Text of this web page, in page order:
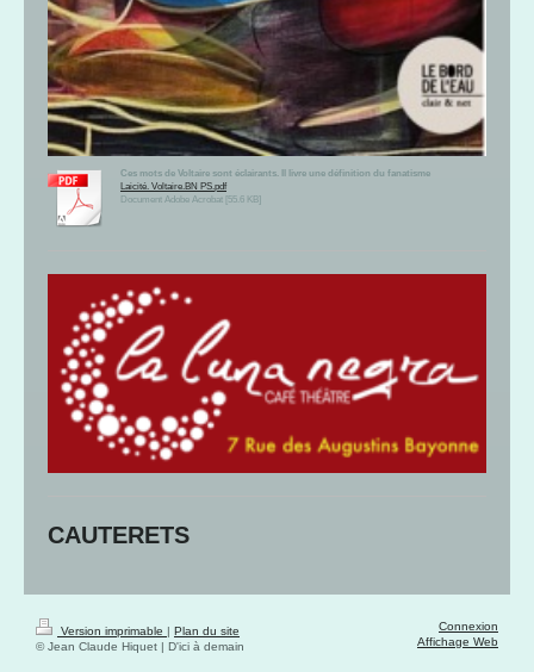
Ces mots de Voltaire sont éclairants. Il livre une définition du fanatisme
Laicité. Voltaire.BN PS.pdf
Document Adobe Acrobat [55.6 KB]
CAUTERETS
Version imprimable | Plan du site
© Jean Claude Hiquet | D'ici à demain
Connexion
Affichage Web